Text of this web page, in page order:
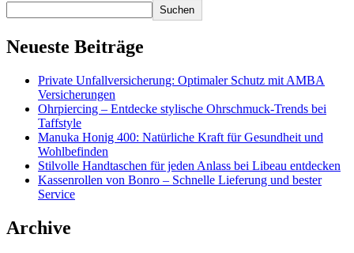
Suchen
Neueste Beiträge
Private Unfallversicherung: Optimaler Schutz mit AMBA
Versicherungen
Ohrpiercing – Entdecke stylische Ohrschmuck-Trends bei
Taffstyle
Manuka Honig 400: Natürliche Kraft für Gesundheit und
Wohlbefinden
Stilvolle Handtaschen für jeden Anlass bei Libeau entdecken
Kassenrollen von Bonro – Schnelle Lieferung und bester
Service
Archive